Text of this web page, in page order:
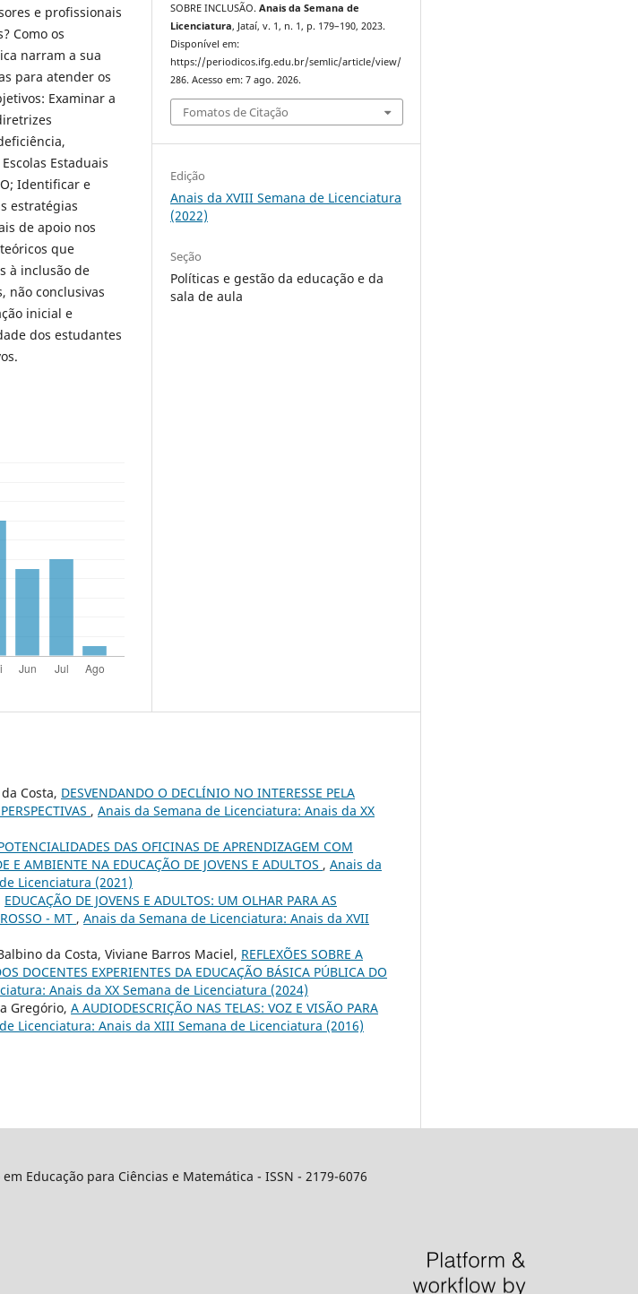
e profissionais
Como os
narram a sua
para atender os
Examinar a
Estaduais
Identificar e
estratégias
de apoio nos
que
à inclusão de
não conclusivas
inicial e
dos estudantes
SOBRE INCLUSÃO.Anais da Semana de
Licenciatura, Jataí, v. 1, n. 1, p. 179–190, 2023.
Disponível em:
https://periodicos.ifg.edu.br/semlic/article/view/
286. Acesso em: 7 ago. 2026.
Fomatos de Citação
Edição
Anais da XVIII Semana de Licenciatura
(2022)
Seção
Políticas e gestão da educação e da
sala de aula
Costa, DESVENDANDO O DECLÍNIO NO INTERESSE PELA
, Anais da Semana de Licenciatura: Anais da XX
DAS OFICINAS DE APRENDIZAGEM COM
E AMBIENTE NA EDUCAÇÃO DE JOVENS E ADULTOS , Anais da
Licenciatura (2021)
EDUCAÇÃO DE JOVENS E ADULTOS: UM OLHAR PARA AS
- MT , Anais da Semana de Licenciatura: Anais da XVII
da Costa, Viviane Barros Maciel, REFLEXÕES SOBRE A
DOCENTES EXPERIENTES DA EDUCAÇÃO BÁSICA PÚBLICA DO
Anais da XX Semana de Licenciatura (2024)
Gregório, A AUDIODESCRIÇÃO NAS TELAS: VOZ E VISÃO PARA
Licenciatura: Anais da XIII Semana de Licenciatura (2016)
Educação para Ciências e Matemática - ISSN - 2179-6076